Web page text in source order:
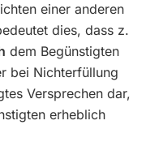
einer anderen
dies, dass z.
dem Begünstigten
bei Nichterfüllung
Versprechen dar,
erheblich